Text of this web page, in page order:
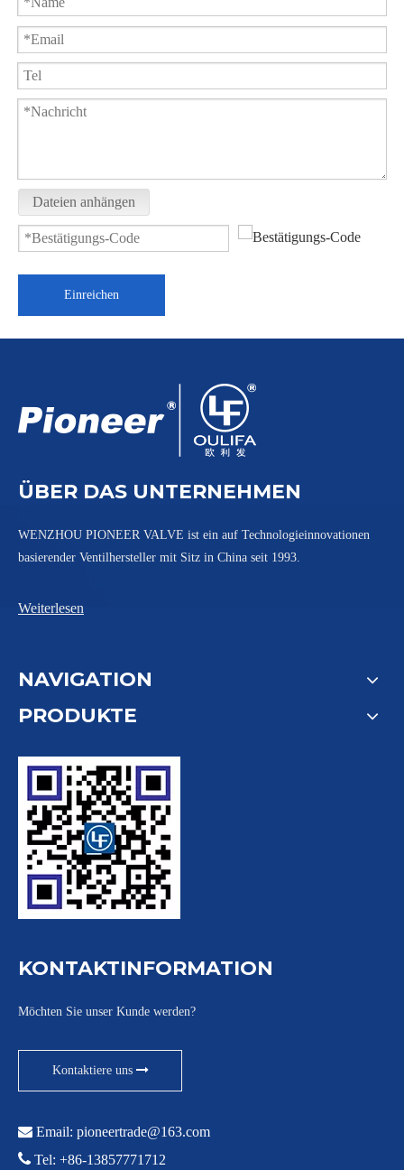
Dateien anhängen
Einreichen
ÜBER DAS UNTERNEHMEN
WENZHOU PIONEER VALVE ist ein auf Technologieinnovationen
basierender Ventilhersteller mit Sitz in China seit 1993.
Weiterlesen
NAVIGATION
PRODUKTE
KONTAKTINFORMATION
Möchten Sie unser Kunde werden?
Kontaktiere uns
 Email: pioneertrade@163.com
 Tel: +86-13857771712